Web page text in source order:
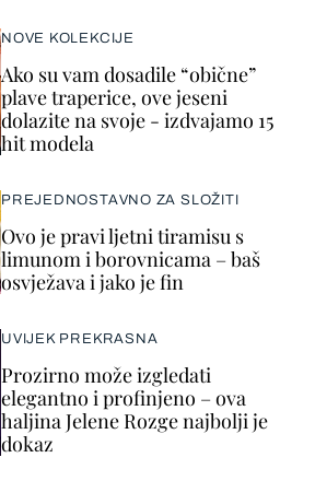
NOVE KOLEKCIJE
Ako su vam dosadile “obične”
plave traperice, ove jeseni
dolazite na svoje - izdvajamo 15
hit modela
PREJEDNOSTAVNO ZA SLOŽITI
Ovo je pravi ljetni tiramisu s
limunom i borovnicama – baš
osvježava i jako je fin
UVIJEK PREKRASNA
Prozirno može izgledati
elegantno i profinjeno – ova
haljina Jelene Rozge najbolji je
dokaz